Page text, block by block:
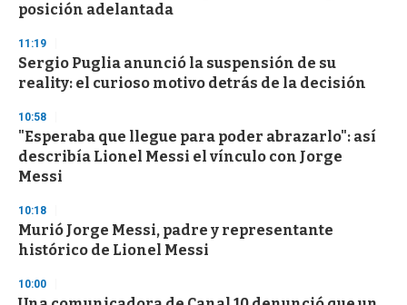
posición adelantada
11:19
Sergio Puglia anunció la suspensión de su
reality: el curioso motivo detrás de la decisión
10:58
"Esperaba que llegue para poder abrazarlo": así
describía Lionel Messi el vínculo con Jorge
Messi
10:18
Murió Jorge Messi, padre y representante
histórico de Lionel Messi
10:00